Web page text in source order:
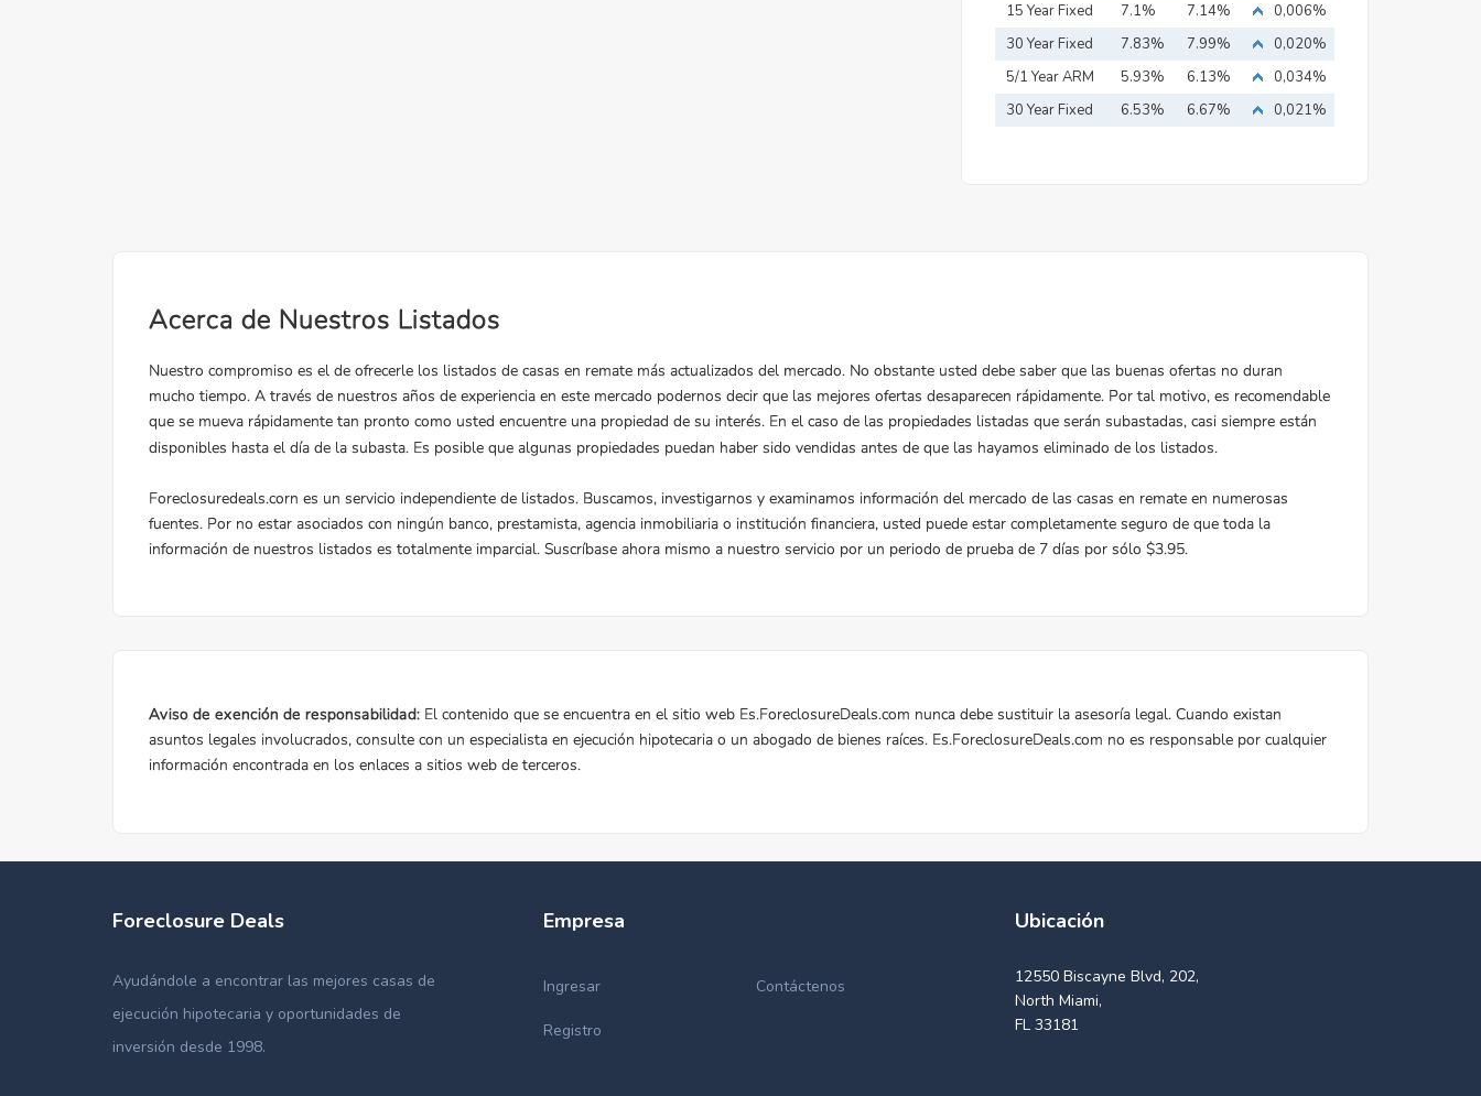
15 Year Fixed
Mortgage
7.1% 7.14%
0,006%
30 Year Fixed
Mortgage
7.83% 7.99%
0,020%
5/1 Year ARM
5.93% 6.13%
0,034%
30 Year Fixed
6.53% 6.67% 0,021%
Foreclosure Deals
Ayudándole a encontrar las mejores casas de
ejecución hipotecaria y oportunidades de
inversión desde 1998.
Empresa
Ingresar Contáctenos
Registro
Ubicación
12550 Biscayne Blvd, 202,
North Miami,
FL 33181